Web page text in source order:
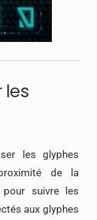
les
les glyphes
de la
pour suivre les
aux glyphes